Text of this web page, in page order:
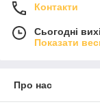
Контакти
Сьогодні
Показати
Про нас